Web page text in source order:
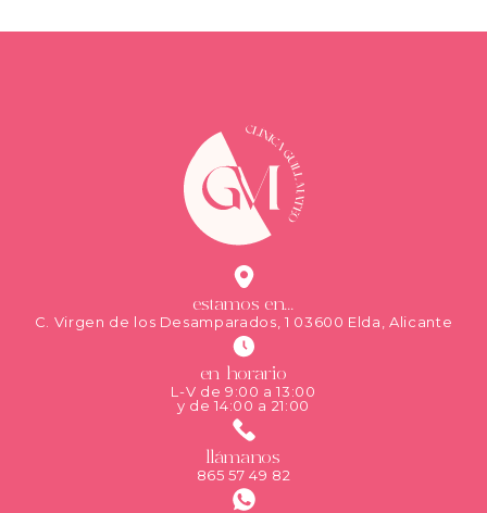
estamos en...
C. Virgen de los Desamparados, 1 03600 Elda, Alicante
en horario
L-V de 9:00 a 13:00
y de 14:00 a 21:00
llámanos
865 57 49 82